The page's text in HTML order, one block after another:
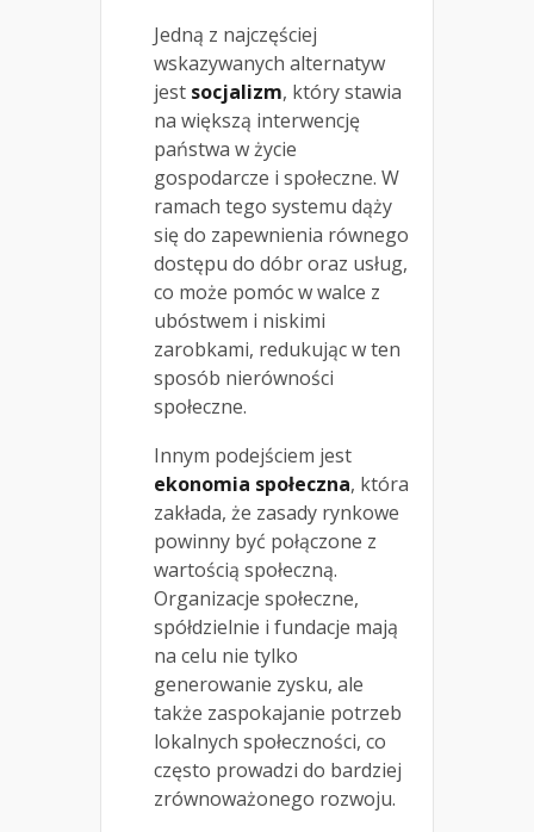
Jedną z najczęściej
wskazywanych alternatyw
jest socjalizm, który stawia
na większą interwencję
państwa w życie
gospodarcze i społeczne. W
ramach tego systemu dąży
się do zapewnienia równego
dostępu do dóbr oraz usług,
co może pomóc w walce z
ubóstwem i niskimi
zarobkami, redukując w ten
sposób nierówności
społeczne.
Innym podejściem jest
ekonomia społeczna, która
zakłada, że zasady rynkowe
powinny być połączone z
wartością społeczną.
Organizacje społeczne,
spółdzielnie i fundacje mają
na celu nie tylko
generowanie zysku, ale
także zaspokajanie potrzeb
lokalnych społeczności, co
często prowadzi do bardziej
zrównoważonego rozwoju.